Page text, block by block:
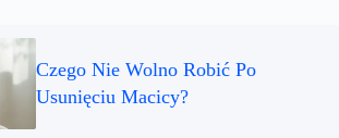
Czego Nie Wolno Robić Po
Usunięciu Macicy?